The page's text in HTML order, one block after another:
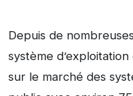
Depuis de
système
sur le marché des